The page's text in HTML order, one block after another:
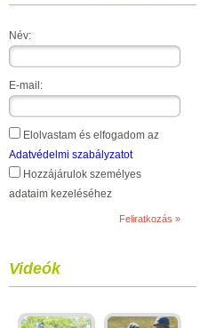
Név:
E-mail:
Elolvastam és elfogadom az
Adatvédelmi szabályzatot
Hozzájárulok személyes
adataim kezeléséhez
Videók